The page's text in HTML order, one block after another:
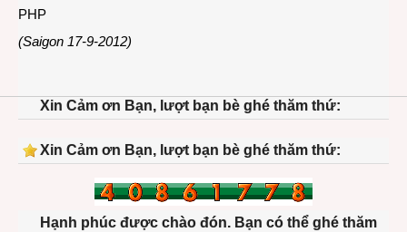
PHP
(Saigon 17-9-2012)
Xin Cảm ơn Bạn, lượt bạn bè ghé thăm thứ:
Xin Cảm ơn Bạn, lượt bạn bè ghé thăm thứ:
Hạnh phúc được chào đón. Bạn có thể ghé thăm